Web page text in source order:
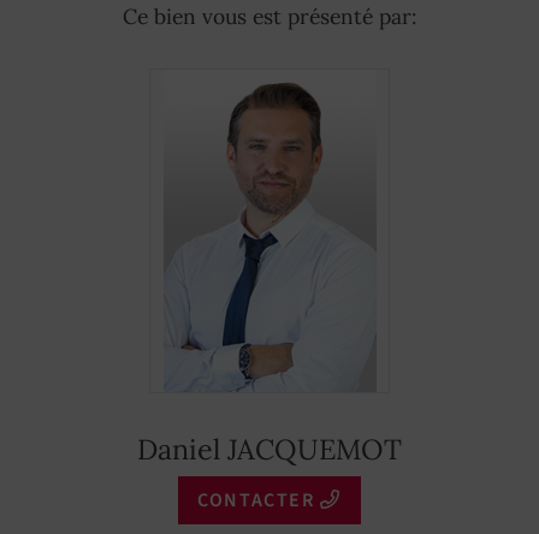
Ce bien vous est présenté par:
Daniel JACQUEMOT
CONTACTER